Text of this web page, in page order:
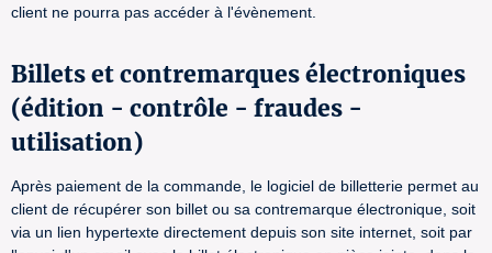
client ne pourra pas accéder à l'évènement.
Billets et contremarques électroniques
(édition - contrôle - fraudes -
utilisation)
Après paiement de la commande, le logiciel de billetterie permet au
client de récupérer son billet ou sa contremarque électronique, soit
via un lien hypertexte directement depuis son site internet, soit par